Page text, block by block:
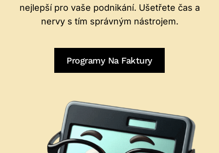
t
r
a
nejlepší pro vaše podnikání. Ušetřete čas a
nervy s tím správným nástrojem.
Programy Na Faktury